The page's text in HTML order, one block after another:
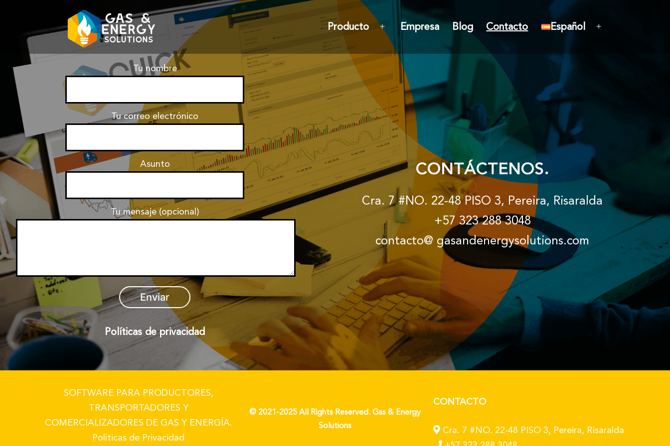
Producto Empresa Blog Contacto Español
Tu nombre
Tu correo electrónico
Asunto
Tu mensaje (opcional)
Políticas de privacidad
CONTÁCTENOS.
Cra. 7 #NO. 22-48 PISO 3, Pereira, Risaralda
+57 323 288 3048
contacto@ gasandenergysolutions.com
SOFTWARE PARA PRODUCTORES,
TRANSPORTADORES Y
COMERCIALIZADORES DE GAS Y ENERGÍA.
Políticas de Privacidad
© 2021-2025 All Rights Reserved. Gas & Energy
Solutions
CONTACTO
Cra. 7 #NO. 22-48 PISO 3, Pereira, Risaralda